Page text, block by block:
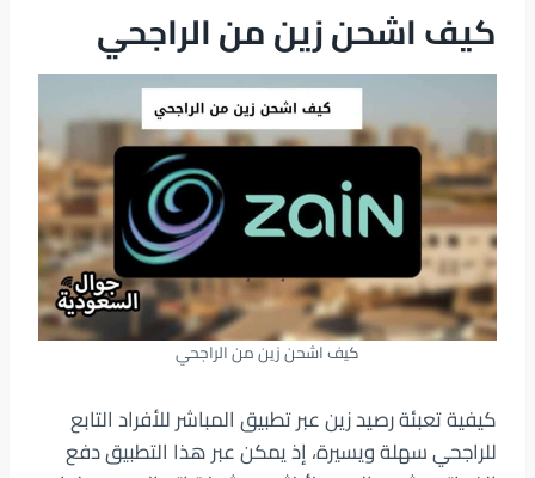
كيف اشحن زين من الراجحي
كيف اشحن زين من الراجحي
كيفية تعبئة رصيد زين عبر تطبيق المباشر للأفراد التابع
للراجحي سهلة ويسيرة، إذ يمكن عبر هذا التطبيق دفع